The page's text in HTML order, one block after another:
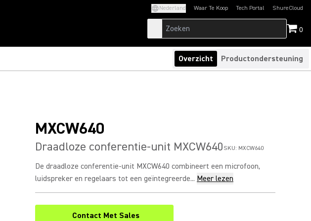
Nederland Waar Te Koop Tech Portal
(Opens in a new tab)ShureCloud
(Opens in a new
0
Overzicht Productondersteuning
MXCW640
Draadloze conferentie-unit MXCW640 SKU: MXCW640
De draadloze conferentie-unit MXCW640 combineert een microfoon,
luidspreker en regelaars tot een geïntegreerde... Meer lezen
Contact Met Sales